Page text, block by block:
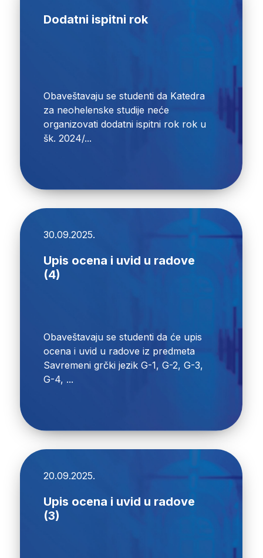
Dodatni ispitni rok
Obaveštavaju se studenti da Katedra
za neohelenske studije neće
organizovati dodatni ispitni rok rok u
šk. 2024/...
30.09.2025.
Upis ocena i uvid u radove
(4)
Obaveštavaju se studenti da će upis
ocena i uvid u radove iz predmeta
Savremeni grčki jezik G-1, G-2, G-3,
G-4, ...
20.09.2025.
Upis ocena i uvid u radove
(3)